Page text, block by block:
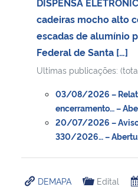
cadeiras mocho alto
escadas de alumínio
Federal de Santa […]
Ultimas publicações:
03/08/2026 –
encerramento… –
20/07/2026 – Aviso
330/2026… –
DEMAPA Edital